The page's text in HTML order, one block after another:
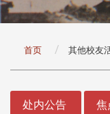
首页 其他校友
处内公告 焦